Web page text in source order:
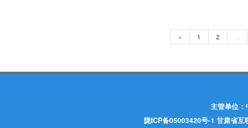
« 1 2
主管单位
陇ICP备05003420号-1 甘肃省互